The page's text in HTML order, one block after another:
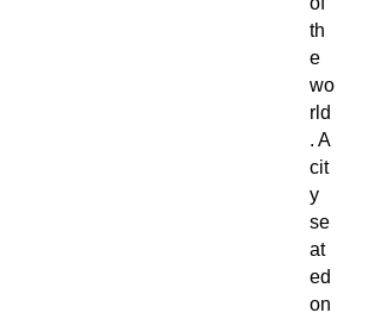
th
e
wo
rld
. A
cit
y
se
at
ed
on